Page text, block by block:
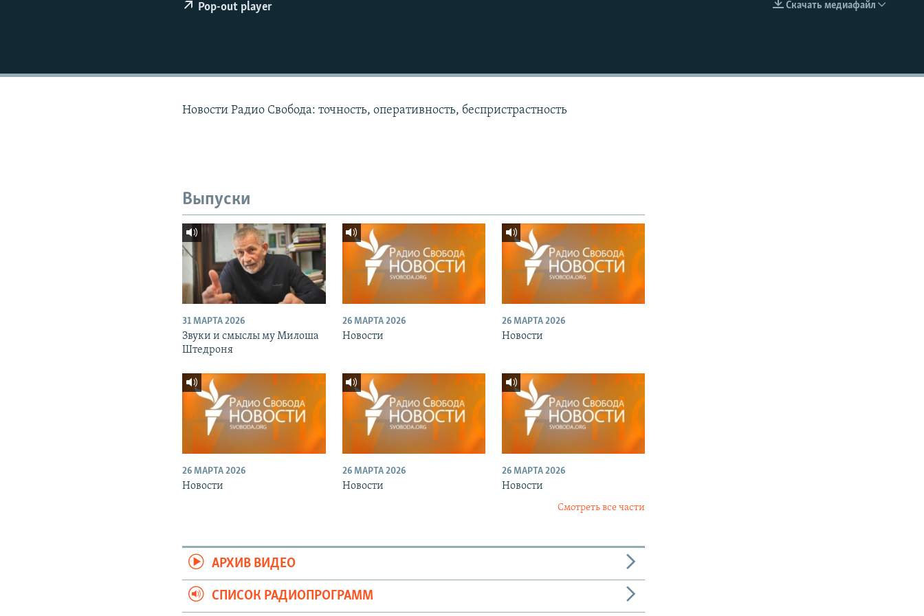
EMBED
Скачать медиафайл
Pop-out player
Новости Радио Свобода: точность, оперативность, беспристрастность
Выпуски
31 МАРТА 2026
Звуки и смыслы му Милоша
Штедроня
26 МАРТА 2026
Новости
26 МАРТА 2026
Новости
26 МАРТА 2026
Новости
26 МАРТА 2026
Новости
26 МАРТА 2026
Новости
Смотреть все части
АРХИВ ВИДЕО
СПИСОК РАДИОПРОГРАММ